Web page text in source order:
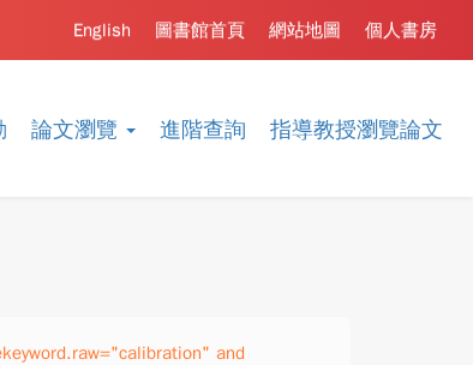
論文瀏覽 進階查詢 指導教授瀏覽論文
個人書房
網站地圖
圖書館首頁
English
and